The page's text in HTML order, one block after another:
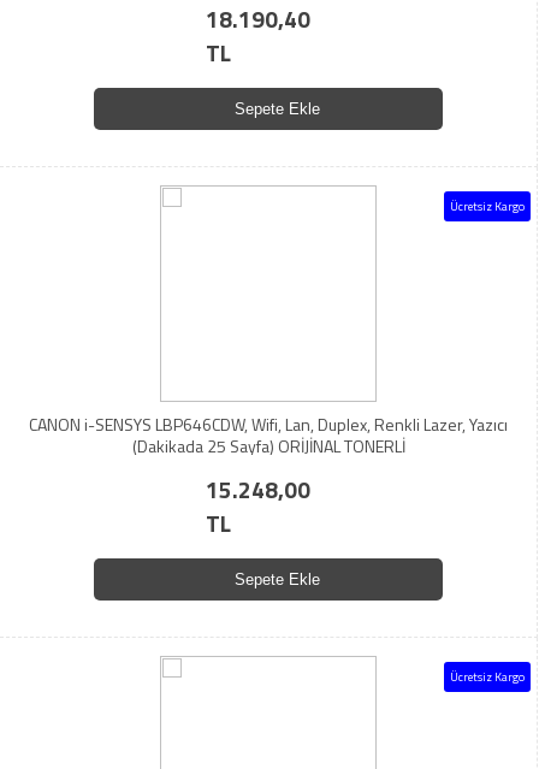
18.190,40
TL
Sepete Ekle
Ücretsiz Kargo
CANON i-SENSYS LBP646CDW, Wifi, Lan, Duplex, Renkli Lazer, Yazıcı
(Dakikada 25 Sayfa) ORİJİNAL TONERLİ
15.248,00
TL
Sepete Ekle
Ücretsiz Kargo